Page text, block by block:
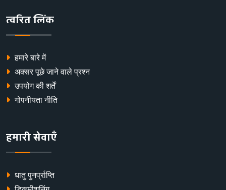
त्वरित लिंक
हमारे बारे में
अक्सर पूछे जाने वाले प्रश्न
उपयोग की शर्तें
गोपनीयता नीति
हमारी सेवाएँ
धातु पुनर्प्राप्ति